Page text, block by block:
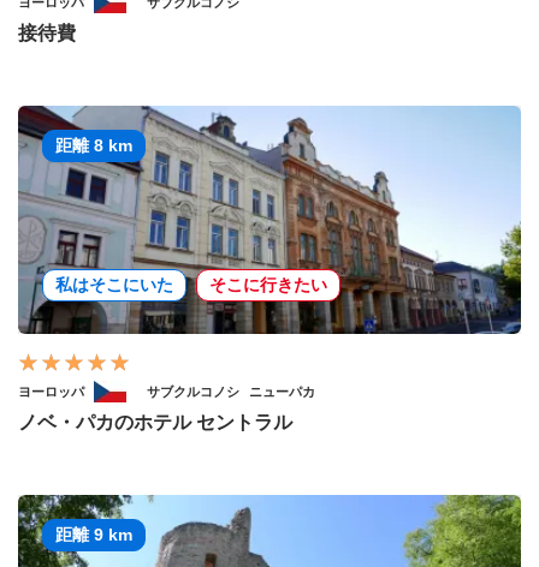
接待費
距離 8 km
私はそこにいた そこに行きたい
ヨーロッパ サブクルコノシ ニューパカ
ノベ・パカのホテル セントラル
距離 9 km